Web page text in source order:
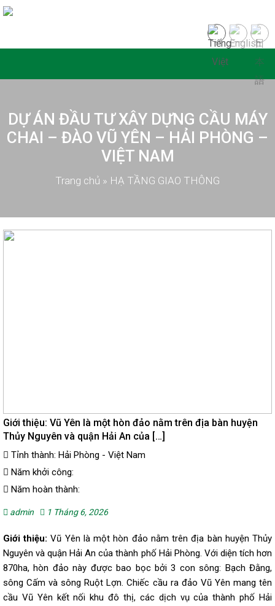
DỰ ÁN ĐẦU TƯ XÂY DỰNG CẦU MÁY
CHAI – ĐÀO VŨ YÊN – HẢI PHÒNG –
VIỆT NAM
Trang chủ » HẠ TẦNG GIAO THÔNG
Giới thiệu: Vũ Yên là một hòn đảo nằm trên địa bàn huyện
Thủy Nguyên và quận Hải An của […]
Tỉnh thành: Hải Phòng - Việt Nam
Năm khởi công:
Năm hoàn thành:
admin 1 Tháng 6, 2026
Giới thiệu: Vũ Yên là một hòn đảo nằm trên địa bàn huyện Thủy
Nguyên và quận Hải An của thành phố Hải Phòng. Với diện tích hơn
870ha, hòn đảo này được bao bọc bởi 3 con sông: Bạch Đằng,
sông Cấm và sông Ruột Lợn. Chiếc cầu ra đảo Vũ Yên mang tên
cầu Vũ Yên kết nối khu đô thị, các dịch vụ của thành phố Hải